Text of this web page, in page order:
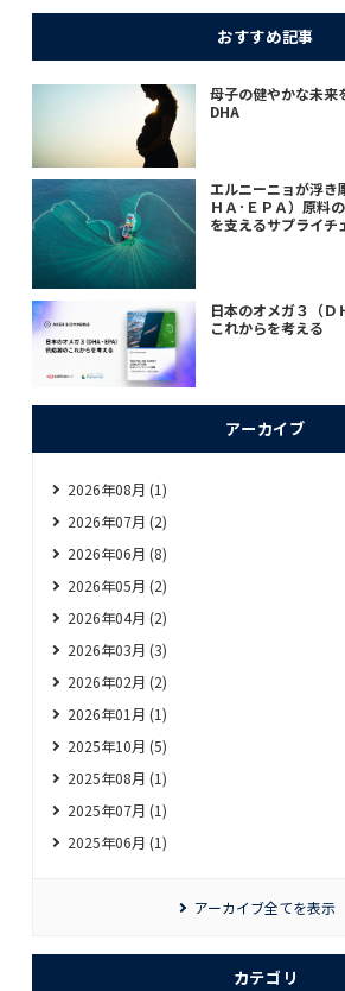
おすすめ記事
母子の健やかな未来
DHA
エルニーニョが浮き
ＨＡ･ＥＰＡ）原
を支えるサプライチ
日本のオメガ３（Ｄ
これからを考える
アーカイブ
2026年08月 (1)
2026年07月 (2)
2026年06月 (8)
2026年05月 (2)
2026年04月 (2)
2026年03月 (3)
2026年02月 (2)
2026年01月 (1)
2025年10月 (5)
2025年08月 (1)
2025年07月 (1)
2025年06月 (1)
アーカイブ全てを表示
カテゴリ